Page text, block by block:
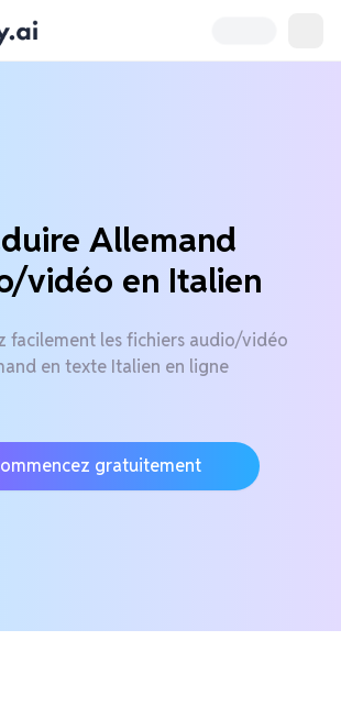
Allemand
vidéo en Italien
facilement les fichiers audio/vidéo
en texte Italien en ligne
gratuitement